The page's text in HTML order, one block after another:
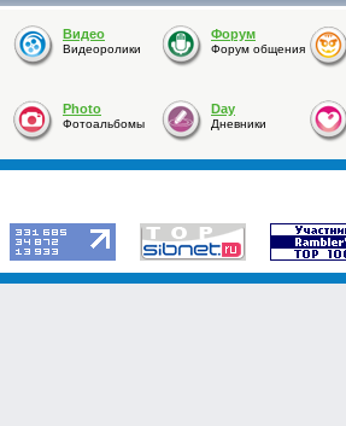
Видео
Видеоролики
Форум
Форум общения
Photo
Фотоальбомы
Day
Дневники